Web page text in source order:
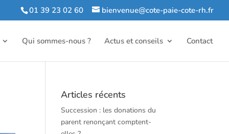
01 39 23 02 60 bienvenue@cote-paie-cote-rh.fr
Qui sommes-nous ? Actus et conseils Contact
Articles récents
Succession : les donations du
parent renonçant comptent-